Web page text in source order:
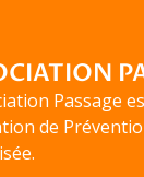
Passage
de